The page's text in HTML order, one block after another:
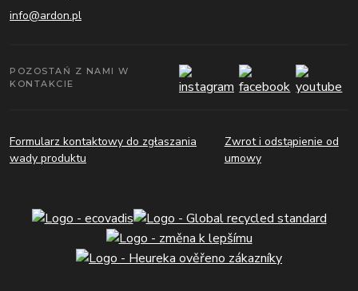
info@ardon.pl
POZOSTAŃ Z NAMI W
KONTAKCIE
Formularz kontaktowy do zgłaszania
wady produktu
Zwrot i odstąpienie od
umowy